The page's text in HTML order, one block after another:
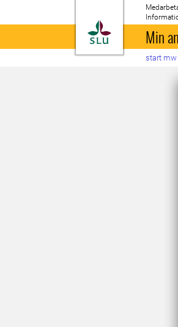
Till startsida
Min
start mw